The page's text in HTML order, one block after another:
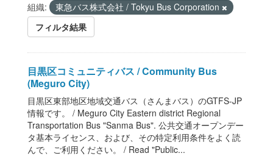
組織:
東急バス株式会社 / Tokyu Bus Corporation
フィルタ結果
目黒区コミュニティバス / Community Bus
(Meguro City)
目黒区東部地区地域交通バス（さんまバス）のGTFS-JP
情報です。 / Meguro City Eastern district Regional
Transportation Bus "Sanma Bus". 公共交通オープンデー
タ基本ライセンス、および、その特定利用条件をよく読
んで、ご利用ください。 / Read "Public...